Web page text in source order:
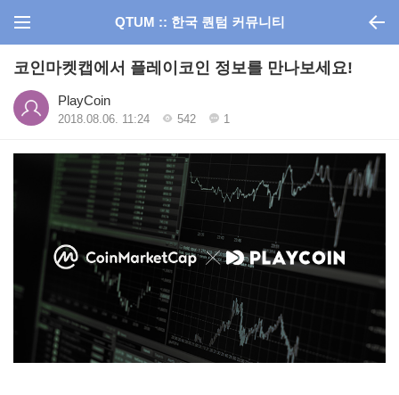
QTUM :: 한국 퀀텀 커뮤니티
코인마켓캡에서 플레이코인 정보를 만나보세요!
PlayCoin
2018.08.06. 11:24 542 1